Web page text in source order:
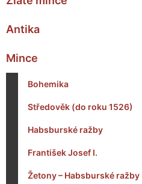
Antika
Mince
Bohemika
Středověk (do roku 1526)
Habsburské ražby
František Josef I.
Žetony – Habsburské ražby